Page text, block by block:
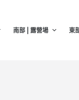
南部 | 露營場 東